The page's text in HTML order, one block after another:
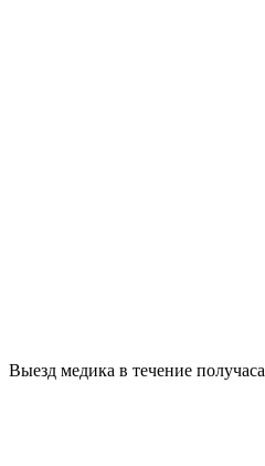
Выезд медика в течение получаса